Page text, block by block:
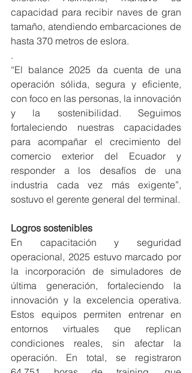
capacidad para recibir naves de gran
tamaño, atendiendo embarcaciones de
hasta 370 metros de eslora.
.
“El balance 2025 da cuenta de una
operación sólida, segura y eficiente,
con foco en las personas, la innovación
y la sostenibilidad. Seguimos
fortaleciendo nuestras capacidades
para acompañar el crecimiento del
comercio exterior del Ecuador y
responder a los desafíos de una
industria cada vez más exigente”,
sostuvo el gerente general del terminal.
Logros sostenibles
En capacitación y seguridad
operacional, 2025 estuvo marcado por
la incorporación de simuladores de
última generación, fortaleciendo la
innovación y la excelencia operativa.
Estos equipos permiten entrenar en
entornos virtuales que replican
condiciones reales, sin afectar la
operación. En total, se registraron